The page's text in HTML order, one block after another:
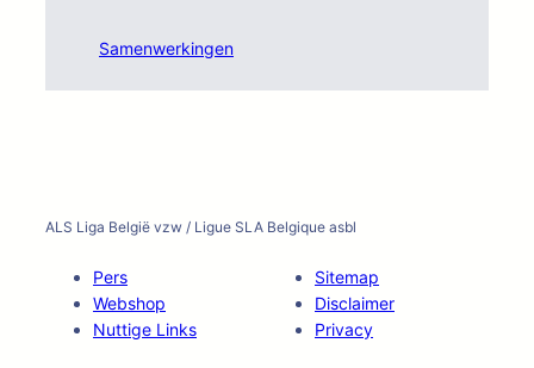
Samenwerkingen
ALS Liga België vzw / Ligue SLA Belgique asbl
Pers
Webshop
Nuttige Links
Sitemap
Disclaimer
Privacy